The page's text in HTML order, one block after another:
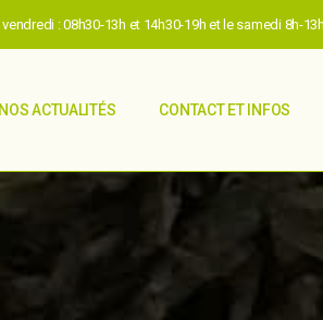
: 08h30-13h et 14h30-19h et le samedi 8h-
NOS ACTUALITÉS CONTACT ET INFOS